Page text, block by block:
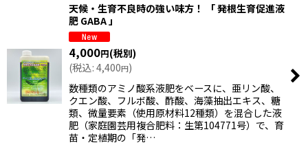
天候・生育不良時の強い味方！ 「 発根生育促進液
肥 GABA 」
4,000円(税別)
(税込: 4,400円)
数種類のアミノ酸系液肥をベースに、亜リン酸、
クエン酸、フルボ酸、酢酸、海藻抽出エキス、糖
類、微量要素（使用原材料12種類）を混合した液
肥（家庭園芸用複合肥料：生第104771号）で、育
苗・定植期の「発…